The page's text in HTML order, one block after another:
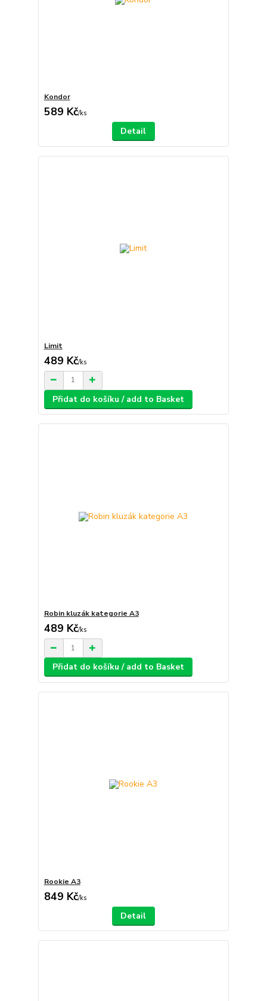
Kondor
589 Kč/ks
Detail
Limit
489 Kč/ks
Přidat do košíku / add to Basket
Robin kluzák kategorie A3
489 Kč/ks
Přidat do košíku / add to Basket
Rookie A3
849 Kč/ks
Detail